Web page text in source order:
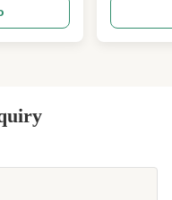
a
in neoprene
una ...
morbido,